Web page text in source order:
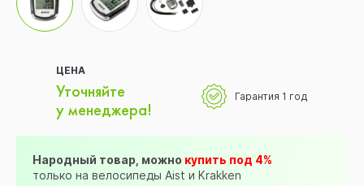
ЦЕНА
Уточняйте
у менеджера!
Гарантия 1 год
Народный товар, можно купить под 4%
только на велосипеды Aist и Krakken